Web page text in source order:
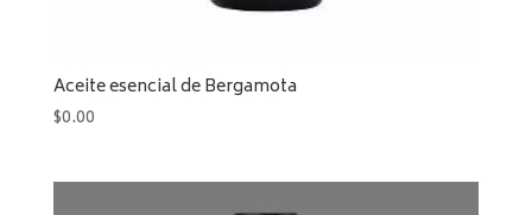
Aceite esencial de Bergamota
$0.00